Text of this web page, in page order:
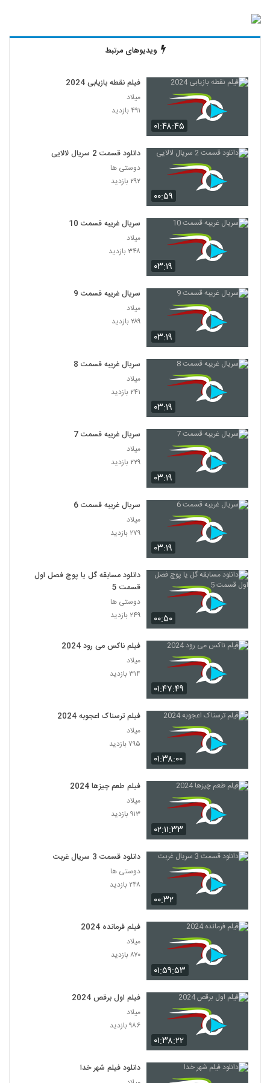
ویدیوهای مرتبط
۰۱:۴۸:۴۵
فیلم نقطه بازیابی 2024
میلاد
۴۹۱ بازدید
۰۰:۵۹
دانلود قسمت 2 سریال لالایی
دوستی ها
۲۹۲ بازدید
۰۳:۱۹
سریال غریبه قسمت 10
میلاد
۳۴۸ بازدید
۰۳:۱۹
سریال غریبه قسمت 9
میلاد
۲۸۹ بازدید
۰۳:۱۹
سریال غریبه قسمت 8
میلاد
۲۴۱ بازدید
۰۳:۱۹
سریال غریبه قسمت 7
میلاد
۲۲۹ بازدید
۰۳:۱۹
سریال غریبه قسمت 6
میلاد
۲۷۹ بازدید
۰۰:۵۰
دانلود مسابقه گل یا پوچ فصل اول
قسمت 5
دوستی ها
۲۴۹ بازدید
۰۱:۴۷:۴۹
فیلم ناکس می رود 2024
میلاد
۳۱۴ بازدید
۰۱:۳۸:۰۰
فیلم ترسناک اعجوبه 2024
میلاد
۷۹۵ بازدید
۰۲:۱۱:۳۳
فیلم طعم چیزها 2024
میلاد
۹۱۳ بازدید
۰۰:۳۲
دانلود قسمت 3 سریال غربت
دوستی ها
۲۴۸ بازدید
۰۱:۵۹:۵۳
فیلم فرمانده 2024
میلاد
۸۷۰ بازدید
۰۱:۳۸:۲۲
فیلم اول برقص 2024
میلاد
۹۸۶ بازدید
دانلود فیلم شهر خدا